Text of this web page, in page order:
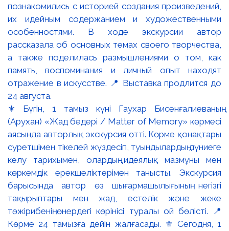
⚜️ Бүгін, 1 тамыз күні Гаухар Бисенғалиеваның
(Арухан) «Жад бедері / Matter of Memory» көрмесі
аясында авторлық экскурсия өтті. Көрме қонақтары
суретшімен тікелей жүздесіп, туындылардың дүниеге
келу тарихымен, олардың идеялық мазмұны мен
көркемдік ерекшеліктерімен танысты. Экскурсия
барысында автор өз шығармашылығының негізгі
тақырыптары мен жад, естелік және жеке
тәжірибенің өнердегі көрінісі туралы ой бөлісті. 📍
Көрме 24 тамызға дейін жалғасады. ⚜️ Сегодня, 1